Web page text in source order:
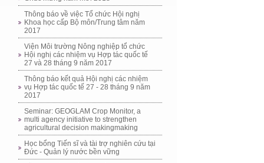
Thông báo về việc Tổ chức Hội nghị
Khoa học cấp Bộ môn/Trung tâm năm
2017
Viện Môi trường Nông nghiệp tổ chức
Hội nghị các nhiệm vụ Hợp tác quốc tế
27 và 28 tháng 9 năm 2017
Thông báo kết quả Hội nghị các nhiệm
vụ Hợp tác quốc tế 27 - 28 tháng 9 năm
2017
Seminar: GEOGLAM Crop Monitor, a
multi agency initiative to strengthen
agricultural decision makingmaking
Học bổng Tiến sĩ và tài trợ nghiên cứu tại
Đức - Quản lý nước bền vững